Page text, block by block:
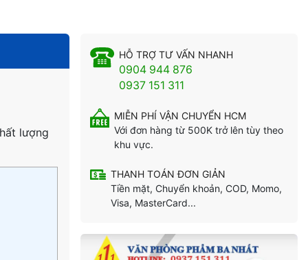
lượng
HỖ TRỢ TƯ VẤN NHANH
0904 944 876
0937 151 311
MIỄN PHÍ VẬN CHUYỂN HCM
Với đơn hàng từ 500K trở lên tùy theo
khu vực.
THANH TOÁN ĐƠN GIẢN
Tiền mặt, Chuyển khoản, COD, Momo,
Visa, MasterCard...